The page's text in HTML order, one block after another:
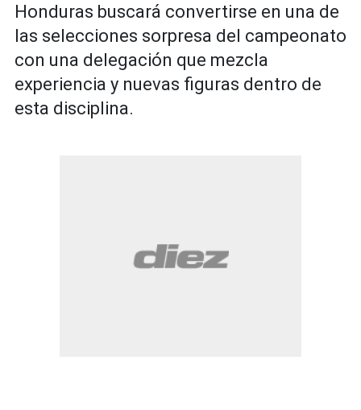
Honduras buscará convertirse en una de
las selecciones sorpresa del campeonato
con una delegación que mezcla
experiencia y nuevas figuras dentro de
esta disciplina.